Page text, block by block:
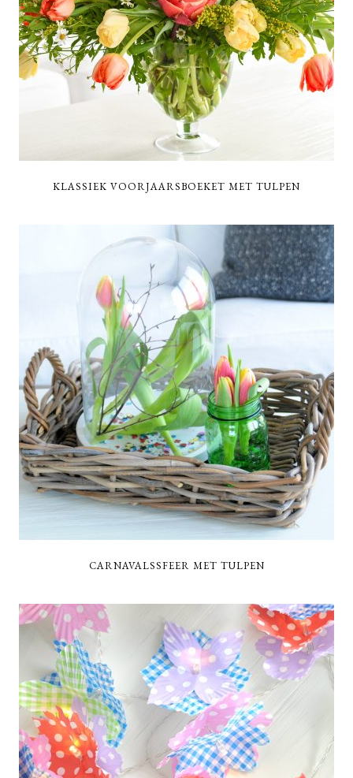
KLASSIEK VOORJAARSBOEKET MET TULPEN
CARNAVALSSFEER MET TULPEN